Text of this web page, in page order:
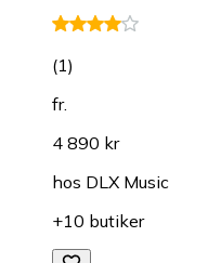
(1)
fr.
4 890 kr
hos DLX Music
+10 butiker